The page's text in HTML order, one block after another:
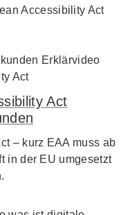
Accessibility Act
Act
– kurz EAA muss ab
in der EU umgesetzt